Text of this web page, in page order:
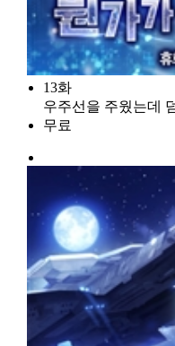
13화
우주선을 주웠는데
무료